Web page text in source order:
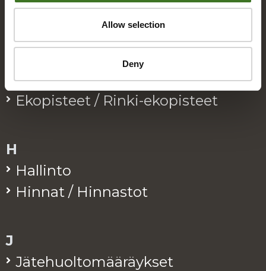
Allow selection
Deny
Bio­jä­te
Eko­kymp­pi
Eko­pis­teet / Rinki-eko­pis­teet
H
Hal­lin­to
Hin­nat / Hin­nas­tot
J
Jä­te­huol­to­mää­räyk­set